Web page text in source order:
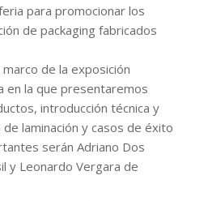
para promocionar los
de packaging fabricados
de la exposición
en la que presentaremos
introducción técnica y
laminación y casos de éxito
serán Adriano Dos
y Leonardo Vergara de